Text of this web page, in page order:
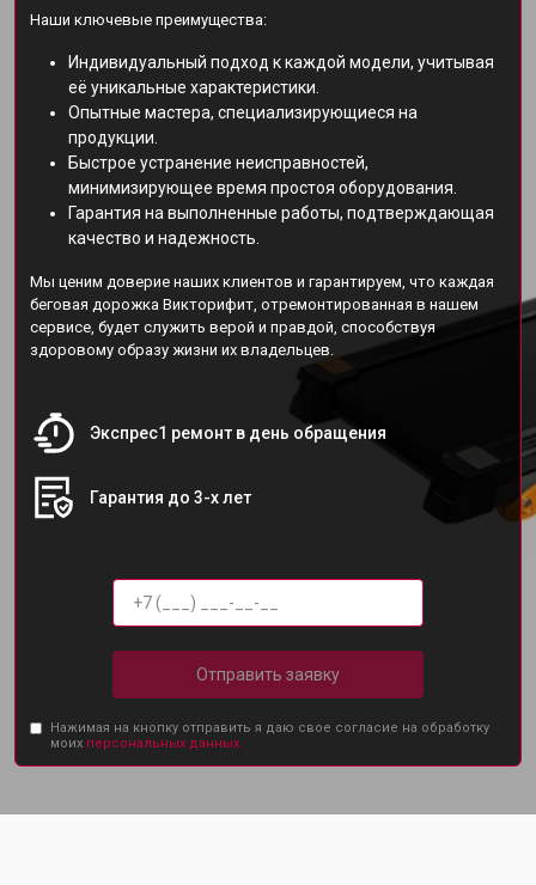
Наши ключевые преимущества:
Индивидуальный подход к каждой модели, учитывая
её уникальные характеристики.
Опытные мастера, специализирующиеся на
продукции.
Быстрое устранение неисправностей,
минимизирующее время простоя оборудования.
Гарантия на выполненные работы, подтверждающая
качество и надежность.
Мы ценим доверие наших клиентов и гарантируем, что каждая
беговая дорожка Викторифит, отремонтированная в нашем
сервисе, будет служить верой и правдой, способствуя
здоровому образу жизни их владельцев.
Экспрес1 ремонт в день обращения
Гарантия до 3-х лет
Отправить заявку
Нажимая на кнопку отправить я даю свое согласие на обработку
моих персональных данных.